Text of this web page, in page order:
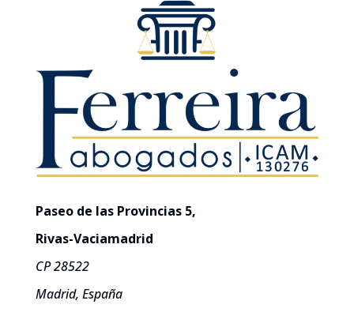
Paseo de las Provincias 5,
Rivas-Vaciamadrid
CP 28522
Madrid, España